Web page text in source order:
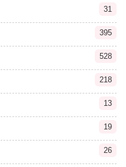
31
395
528
218
13
19
26